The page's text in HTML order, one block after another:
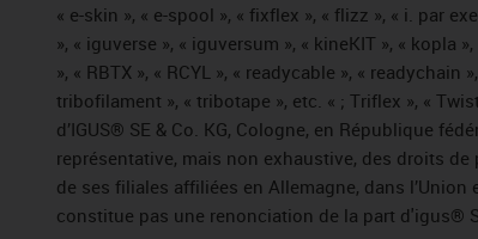
« e-skin », « e-spool », « fixflex », « flizz », « i. par
», « iguverse », « iguversum », « kineKIT », «
», « RBTX », « RCYL », « readycable », «
tribofilament », « tribotape », etc. « ; Triflex », «
d’IGUS® SE & Co. KG, Cologne, en République
représentative, mais non exhaustive, des droits
de ses filiales affiliées en Allemagne, dans
constitue pas une renonciation de la part d'igus®